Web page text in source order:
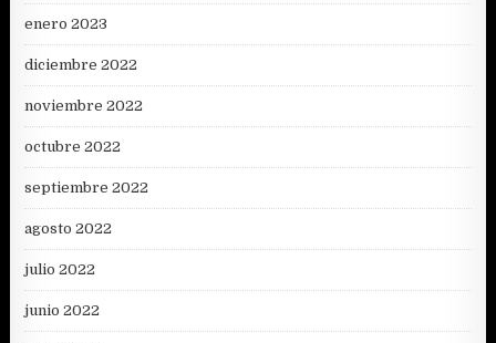
enero 2023
diciembre 2022
noviembre 2022
octubre 2022
septiembre 2022
agosto 2022
julio 2022
junio 2022